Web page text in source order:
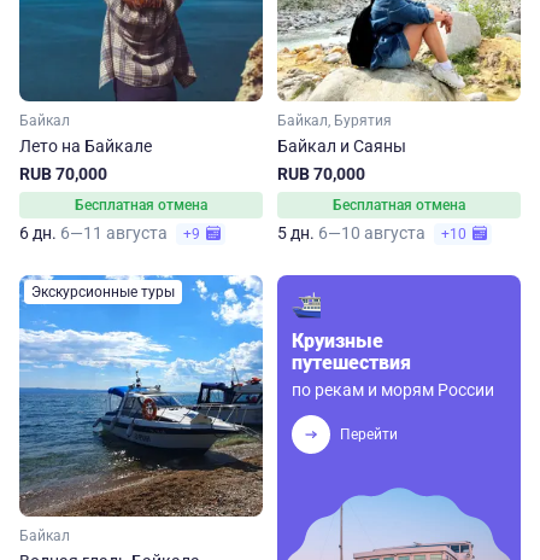
Байкал
Лето на Байкале
RUB 70,000
Бесплатная отмена
6 дн. 6—11 августа +9
Байкал, Бурятия
Байкал и Саяны
RUB 70,000
Бесплатная отмена
5 дн. 6—10 августа +10
Экскурсионные туры
Байкал
Круизные
путешествия
по рекам и морям России
Перейти